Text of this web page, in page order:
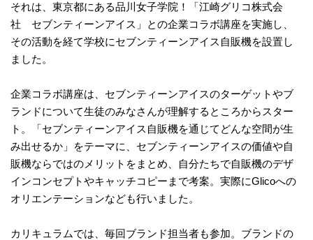
それは、東京都にある品川女子学院！「江崎グリコ株式会
社 セブンティーンアイス」との企業コラボ講座を実施し、
その活動を経て学校にセブンティーンアイス自販機を設置し
ました。
企業コラボ講座は、セブンティーンアイスのターゲットやブ
ランドについて生徒のみなさんが理解するところからスター
ト。「セブンティーンアイス自販機を通じてどんな空間が生
み出せるか」をテーマに、セブンティーンアイスの価値や自
販機ならではのメリットをまとめ、自分たちで自販機のデザ
インコンセプトやキャッチコピーまで考案。実際にGlicoへの
オリエンテーションなども行いました。
カリキュラムでは、毎回ブランド担当者も参加。ブランドの